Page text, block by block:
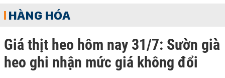
HÀNG HÓA
Giá thịt heo hôm nay 31/7: Sườn già
heo ghi nhận mức giá không đổi